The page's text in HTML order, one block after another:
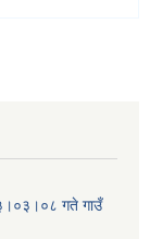
गते गाउँ